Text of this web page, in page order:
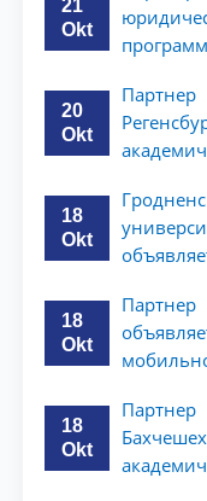
21
Okt
20
Okt
18
Okt
ТГЮУ
18
Okt
18
Okt